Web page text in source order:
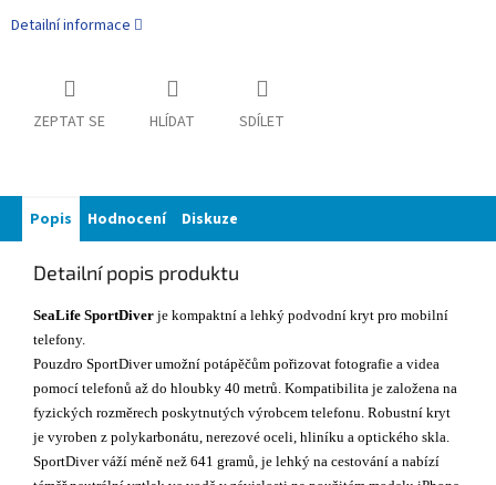
Detailní informace
ZEPTAT SE HLÍDAT SDÍLET
Popis Hodnocení Diskuze
Detailní popis produktu
SeaLife SportDiver je kompaktní a lehký podvodní kryt pro mobilní
telefony.
Pouzdro SportDiver umožní potápěčům pořizovat fotografie a videa
pomocí telefonů až do hloubky 40 metrů. Kompatibilita je založena na
fyzických rozměrech poskytnutých výrobcem telefonu. Robustní kryt
je vyroben z polykarbonátu, nerezové oceli, hliníku a optického skla.
SportDiver váží méně než 641 gramů, je lehký na cestování a nabízí